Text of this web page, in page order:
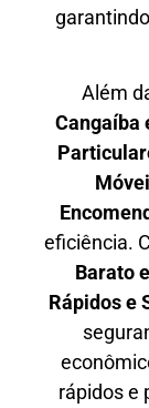
Além
Cangaíba
M
eficiência.
Barato
Rápidos e
rápidos e